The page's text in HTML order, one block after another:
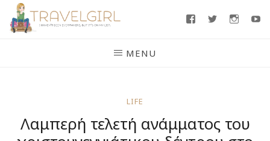
Skip
FacebookTwitter
MENU
LIFE
Λαμπερή τελετή ανάμματος του